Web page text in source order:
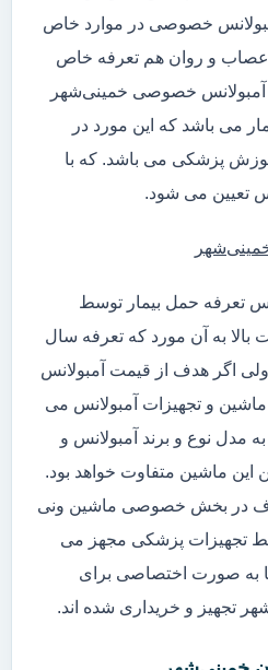
آمبولانس خصوصی در موارد خاص
اعصاب و روان هم تعرفه خاص
آمبولانس خصوصی خمینی‌شهر
بیمار می باشد که این مورد در
پزشکی می باشد. که با
تعیین می شود.
تعرفه حمل بیمار توسط
بالا به آن مورد که تعرفه سال
ولی اگر هدف از قیمت آمبولانس
و تجهیزات آمبولانس می
مدل نوع و برند آمبولانس و
این ماشین متفاوت خواهد بود.
هدف در بخش خصوصی ماشین ونی
تجهیزات پزشکی مجهز می
به صورت اختصاصی برای
تجهیز و خریداری شده اند.